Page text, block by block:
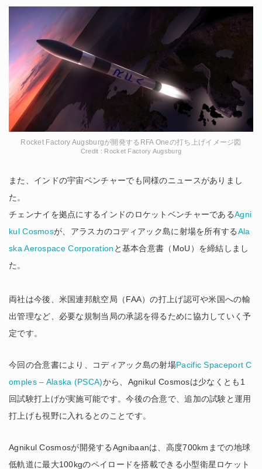
Rocket Factory Augsburgが開発するRFA Oneの打ち上げイメージ図
Credit : Rocket Factory Augsburg
また、インドの宇宙ベンチャーでも同様のニュースがありまし
た。
チェンナイを拠点にするインドのロケットベンチャーであるAgni
kul Cosmosが、アラスカのコディアック島に射場を所有するAla
ska Aerospace Corporation と基本合意書（MoU）を締結しまし
た。
両社は今後、米国連邦航空局（FAA）の打上げ認可や米国への輸
出管理など、必要な規制当局の承認を得るために協力していく予
定です。
今回の合意書により、コディアック島の射場Pacific Spaceport C
omples – Alaska (PSCA)から、Agnikul Cosmosは少なくとも1
回試験打上げが実施可能です。今後の合意で、追加の試験と運用
打上げも視野に入れるとのことです。
Agnikul Cosmosが開発するAgnibaanは、高度700kmまでの地球
低軌道に最大100kgのペイロードを搭載できる小型衛星ロケット